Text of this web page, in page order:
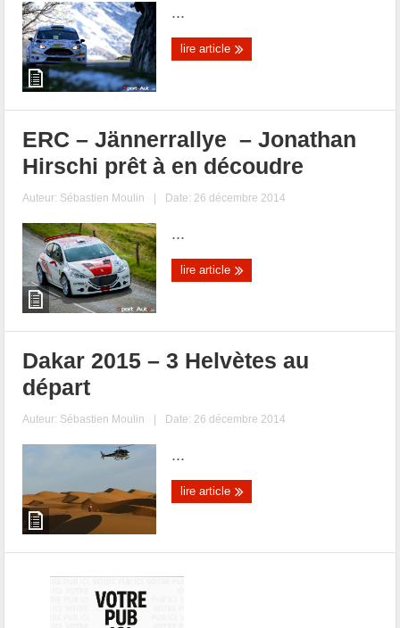
...
lire article
ERC – Jännerrallye – Jonathan
Hirschi prêt à en découdre
Auteur: Sébastien Moulin | Date: 26 décembre 2014
...
lire article
Dakar 2015 – 3 Helvètes au
départ
Auteur: Sébastien Moulin | Date: 26 décembre 2014
...
lire article